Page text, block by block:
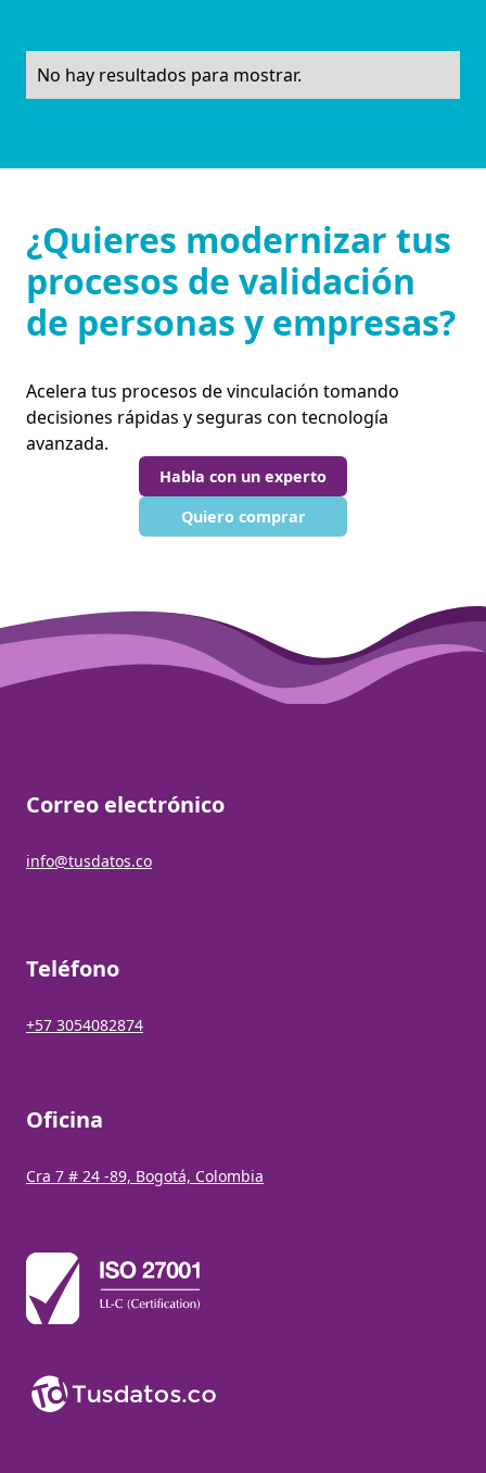
No hay resultados para mostrar.
¿Quieres modernizar tus
procesos de validación
de personas y empresas?
Acelera tus procesos de vinculación tomando
decisiones rápidas y seguras con tecnología
avanzada.
Habla con un experto
Quiero comprar
Correo electrónico
info@tusdatos.co
Teléfono
+57 3054082874
Oficina
Cra 7 # 24 -89, Bogotá, Colombia